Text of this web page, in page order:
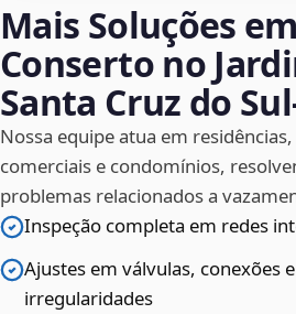
Mais Soluções
Conserto no
Santa Cruz do
Nossa equipe atua em
comerciais e condomínios,
problemas relacionados a
Inspeção completa em redes
Ajustes em válvulas, conexões
irregularidades